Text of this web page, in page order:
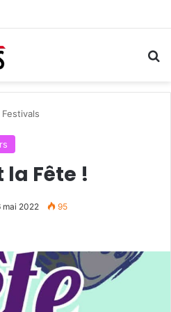
Festivals
la Fête !
mai 2022 95